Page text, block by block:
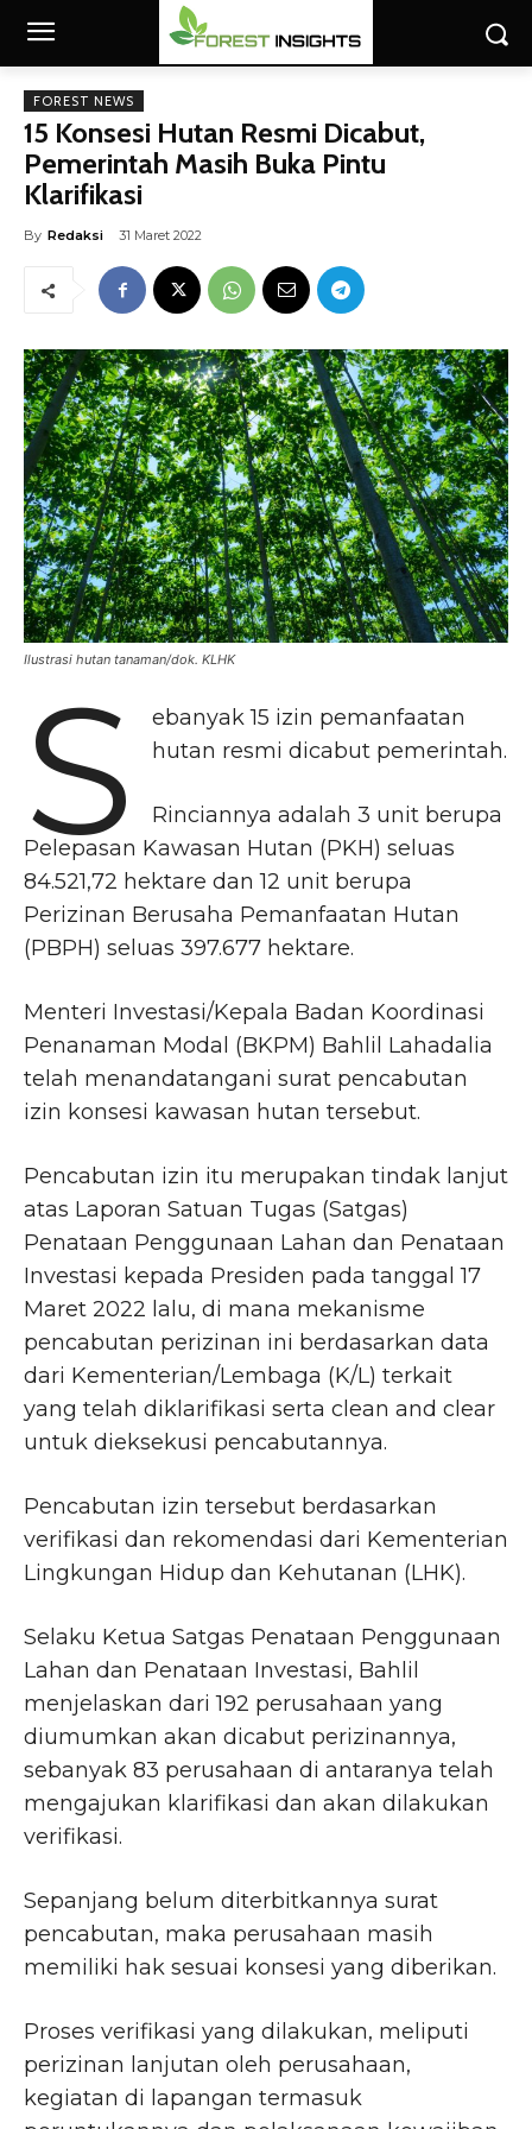
FOREST NEWS
15 Konsesi Hutan Resmi Dicabut,
Pemerintah Masih Buka Pintu
Klarifikasi
By Redaksi 31 Maret 2022
Ilustrasi hutan tanaman/dok. KLHK
S
ebanyak 15 izin pemanfaatan
hutan resmi dicabut pemerintah.
Rinciannya adalah 3 unit berupa
Pelepasan Kawasan Hutan (PKH) seluas
84.521,72 hektare dan 12 unit berupa
Perizinan Berusaha Pemanfaatan Hutan
(PBPH) seluas 397.677 hektare.
Menteri Investasi/Kepala Badan Koordinasi
Penanaman Modal (BKPM) Bahlil Lahadalia
telah menandatangani surat pencabutan
izin konsesi kawasan hutan tersebut.
Pencabutan izin itu merupakan tindak lanjut
atas Laporan Satuan Tugas (Satgas)
Penataan Penggunaan Lahan dan Penataan
Investasi kepada Presiden pada tanggal 17
Maret 2022 lalu, di mana mekanisme
pencabutan perizinan ini berdasarkan data
dari Kementerian/Lembaga (K/L) terkait
yang telah diklarifikasi serta clean and clear
untuk dieksekusi pencabutannya.
Pencabutan izin tersebut berdasarkan
verifikasi dan rekomendasi dari Kementerian
Lingkungan Hidup dan Kehutanan (LHK).
Selaku Ketua Satgas Penataan Penggunaan
Lahan dan Penataan Investasi, Bahlil
menjelaskan dari 192 perusahaan yang
diumumkan akan dicabut perizinannya,
sebanyak 83 perusahaan di antaranya telah
mengajukan klarifikasi dan akan dilakukan
verifikasi.
Sepanjang belum diterbitkannya surat
pencabutan, maka perusahaan masih
memiliki hak sesuai konsesi yang diberikan.
Proses verifikasi yang dilakukan, meliputi
perizinan lanjutan oleh perusahaan,
kegiatan di lapangan termasuk